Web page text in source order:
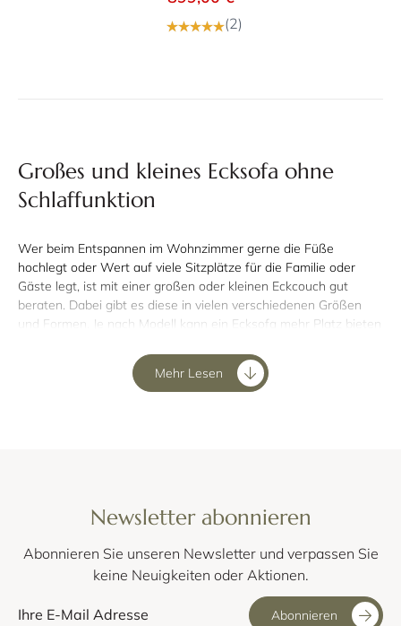
(2)
Großes und kleines Ecksofa ohne
Schlaffunktion
Wer beim Entspannen im Wohnzimmer gerne die Füße
hochlegt oder Wert auf viele Sitzplätze für die Familie oder
Gäste legt, ist mit einer großen oder kleinen Eckcouch gut
beraten. Dabei gibt es diese in vielen verschiedenen Größen
und Formen. Je nach Modell kann ein Ecksofa mehr Platz bieten
kleine Eckcouches, die im begrenzten Raum schön eingesetzt
werden können. Viele unserer Designer Ecksofas sind in
Möbelstück für Sie zu finden, haben wir wesentliche Punkte,
auf die es ankommt, für Sie zusammengefasst.
Inhaltsverzeichnis
Ecksofa Ausrichtung links oder rechts?
Eine oder zwei Ecken?
Mehr Lesen
Newsletter abonnieren
Abonnieren Sie unseren Newsletter und verpassen Sie
keine Neuigkeiten oder Aktionen.
Abonnieren